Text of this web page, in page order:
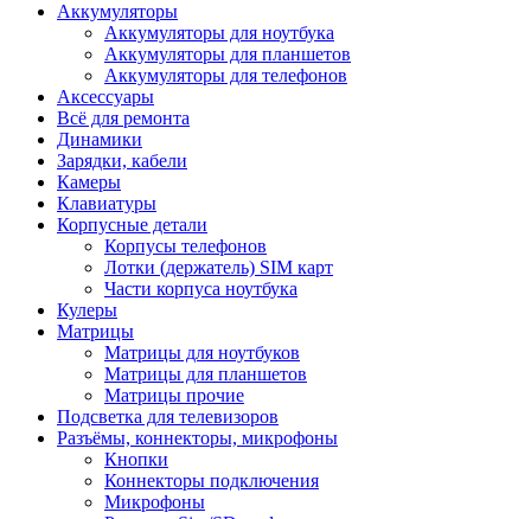
Аккумуляторы
Аккумуляторы для ноутбука
Аккумуляторы для планшетов
Аккумуляторы для телефонов
Аксессуары
Всё для ремонта
Динамики
Зарядки, кабели
Камеры
Клавиатуры
Корпусные детали
Корпусы телефонов
Лотки (держатель) SIM карт
Части корпуса ноутбука
Кулеры
Матрицы
Матрицы для ноутбуков
Матрицы для планшетов
Матрицы прочие
Подсветка для телевизоров
Разъёмы, коннекторы, микрофоны
Кнопки
Коннекторы подключения
Микрофоны